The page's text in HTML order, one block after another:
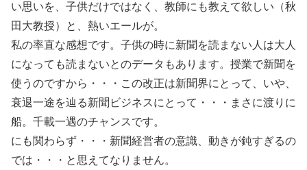
い思いを、子供だけではなく、教師にも教えて欲しい（秋
田大教授）と、熱いエールが。
私の率直な感想です。子供の時に新聞を読まない人は大人
になっても読まないとのデータもあります。授業で新聞を
使うのですから・・・この改正は新聞界にとって、いや、
衰退一途を辿る新聞ビジネスにとって・・・まさに渡りに
船。千載一遇のチャンスです。
にも関わらず・・・新聞経営者の意識、動きが鈍すぎるの
では・・・と思えてなりません。